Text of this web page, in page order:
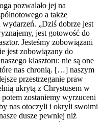
pozwalało jej na
a także
„Dziś dobrze jest
jest gotowość do
Jesteśmy zobowiązani
jest zobowiązany do
klasztoru: nie są one
nas chronią. […] naszym
przestrzeganie praw
ukrytą z Chrystusem w
zostaniemy wyrzuceni
nas otoczyli i okryli swoimi
dusze pewniej niż